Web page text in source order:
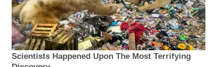
Scientists Happened Upon The Most Terrifying